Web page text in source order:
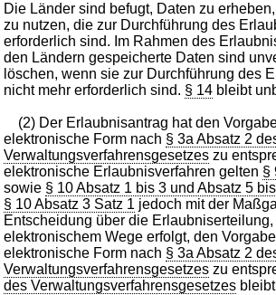
Die Länder sind befugt, Daten zu
zu nutzen, die zur Durchführung des
erforderlich sind. Im Rahmen des
den Ländern gespeicherte Daten sind
löschen, wenn sie zur Durchführung des
nicht mehr erforderlich sind. § 14 bleibt
(2) Der Erlaubnisantrag hat den
elektronische Form nach § 3a Absatz 2
Verwaltungsverfahrensgesetzes zu
elektronische Erlaubnisverfahren gelten §
sowie § 10 Absatz 1 bis 3 und Absatz 5
§ 10 Absatz 3 Satz 1 jedoch mit der
Entscheidung über die
elektronischem Wege erfolgt, den
elektronische Form nach § 3a Absatz 2
Verwaltungsverfahrensgesetzes zu
des Verwaltungsverfahrensgesetzes